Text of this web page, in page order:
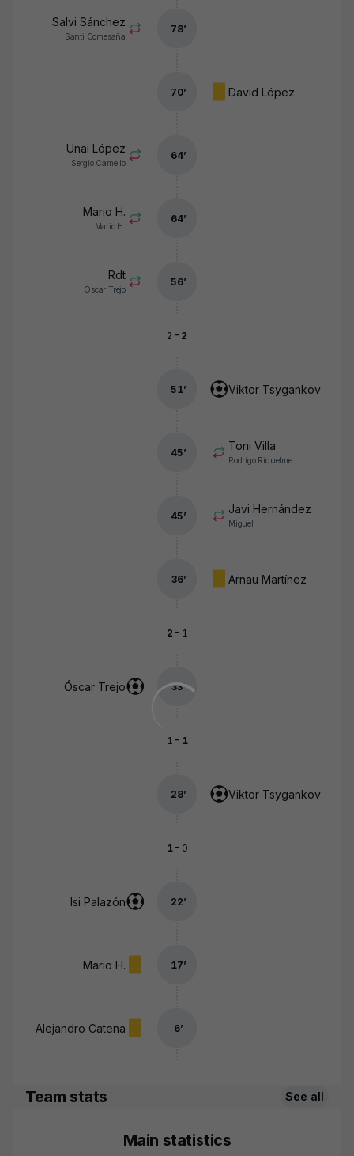
Salvi Sánchez
Santi Comesaña
78’
David López
70’
Unai López
Sergio Camello
64’
Mario H.
Mario H.
64’
Rdt
Óscar Trejo
56’
2 - 2
Viktor Tsygankov
51’
Toni Villa
Rodrigo Riquelme
45’
Javi Hernández
Miguel
45’
Arnau Martínez
36’
2 - 1
Óscar Trejo 33’
1 - 1
Viktor Tsygankov
28’
1- 0
Isi Palazón 22’
Mario H. 17’
Alejandro Catena 6’
Team stats See all
Main statistics